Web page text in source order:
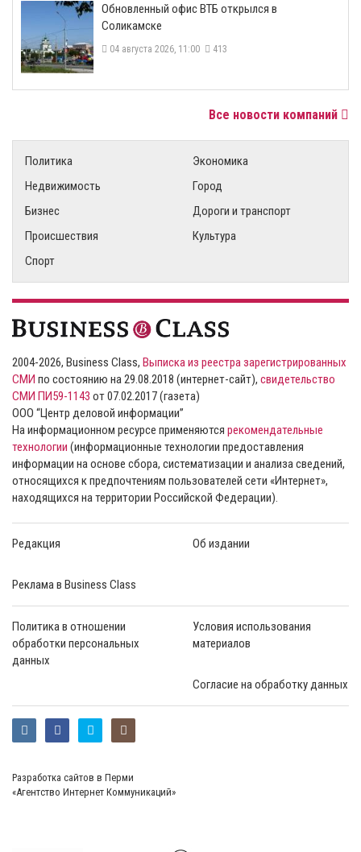
​Обновленный офис ВТБ открылся в
Соликамске
04 августа 2026, 11:00 413
Все новости компаний
Политика
Экономика
Недвижимость
Город
Бизнес
Дороги и транспорт
Происшествия
Культура
Спорт
2004-2026, Business Class, Выписка из реестра зарегистрированных
СМИ по состоянию на 29.08.2018 (интернет-сайт), свидетельство
СМИ ПИ59-1143 от 07.02.2017 (газета)
ООО “Центр деловой информации”
На информационном ресурсе применяются рекомендательные
технологии (информационные технологии предоставления
информации на основе сбора, систематизации и анализа сведений,
относящихся к предпочтениям пользователей сети «Интернет»,
находящихся на территории Российской Федерации).
Редакция Об издании
Реклама в Business Class
Политика в отношении
обработки персональных
данных
Условия использования
материалов
Согласие на обработку данных
Разработка сайтов в Перми
«Агентство Интернет Коммуникаций»